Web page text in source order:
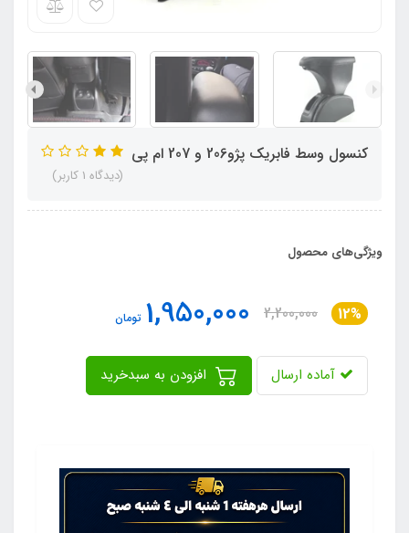
کنسول وسط فابریک پژو206 و 207 ام پی
(دیدگاه 1 کاربر)
ویژگی‌های محصول
12%
2,200,000
1,950,000 تومان
آماده ارسال